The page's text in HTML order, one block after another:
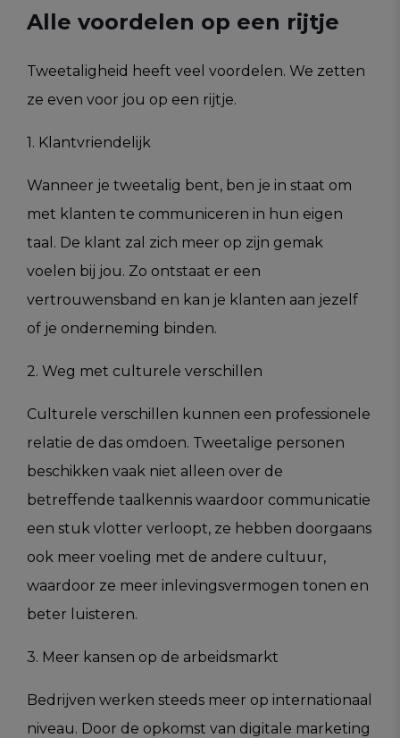
Alle voordelen op een rijtje
Tweetaligheid heeft veel voordelen. We zetten
ze even voor jou op een rijtje.
1. Klantvriendelijk
Wanneer je tweetalig bent, ben je in staat om
met klanten te communiceren in hun eigen
taal. De klant zal zich meer op zijn gemak
voelen bij jou. Zo ontstaat er een
vertrouwensband en kan je klanten aan jezelf
of je onderneming binden.
2. Weg met culturele verschillen
Culturele verschillen kunnen een professionele
relatie de das omdoen. Tweetalige personen
beschikken vaak niet alleen over de
betreffende taalkennis waardoor communicatie
een stuk vlotter verloopt, ze hebben doorgaans
ook meer voeling met de andere cultuur,
waardoor ze meer inlevingsvermogen tonen en
beter luisteren.
3. Meer kansen op de arbeidsmarkt
Bedrijven werken steeds meer op internationaal
niveau. Door de opkomst van digitale marketing